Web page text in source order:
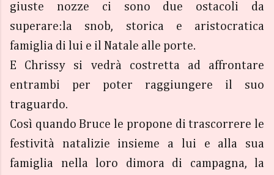
giuste nozze ci sono due ostacoli da
superare:la snob, storica e aristocratica
famiglia di lui e il Natale alle porte.
E Chrissy si vedrà costretta ad affrontare
entrambi per poter raggiungere il suo
traguardo.
Così quando Bruce le propone di trascorrere le
festività natalizie insieme a lui e alla sua
famiglia nella loro dimora di campagna, la